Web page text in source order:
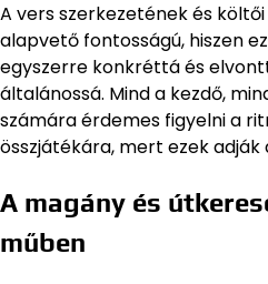
A vers szerkezetének és
alapvető fontosságú, hiszen
egyszerre konkréttá és
általánossá. Mind a kezdő,
számára érdemes figyelni a
összjátékára, mert ezek adják
A magány és
műben